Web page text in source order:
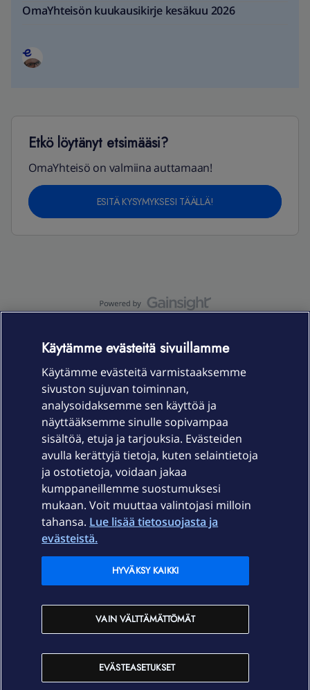
OmaYhteisön kuukausikirje kesäkuu 2026
Etkö löytänyt etsimääsi?
OmaYhteisö on valmiina auttamaan!
ESITÄ KYSYMYKSESI TÄÄLLÄ!
Laitteet & liittymät
Palvelut
Ajankohtaista
Elisa Oyj
In English
Käytämme evästeitä sivuillamme
Käytämme evästeitä varmistaaksemme
sivuston sujuvan toiminnan,
analysoidaksemme sen käyttöä ja
näyttääksemme sinulle sopivampaa
sisältöä, etuja ja tarjouksia. Evästeiden
avulla kerättyjä tietoja, kuten selaintietoja
ja ostotietoja, voidaan jakaa
kumppaneillemme suostumuksesi
mukaan. Voit muuttaa valintojasi milloin
tahansa. Lue lisää tietosuojasta ja
evästeistä.
EVÄSTEASETUKSET
VAIN VÄLTTÄMÄTTÖMÄT
HYVÄKSY KAIKKI